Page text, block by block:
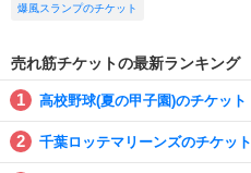
爆風スランプのチケット
売れ筋チケットの最新ランキング
高校野球(夏の甲子園)のチケット
千葉ロッテマリーンズのチケット